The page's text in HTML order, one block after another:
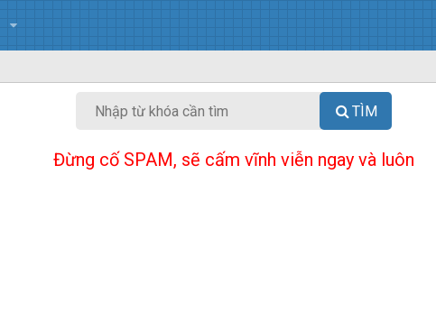
TÌM
Đừng cố SPAM, sẽ cấm vĩnh viễn ngay và luôn